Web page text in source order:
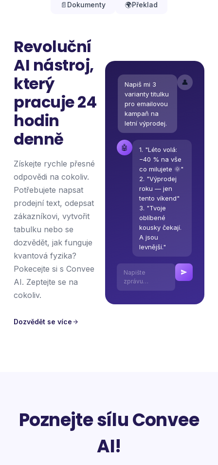
📄 Dokumenty 🌍Překlad
Revoluční
AI nástroj,
který
pracuje 24
hodin
denně
Získejte rychle přesné
odpovědi na cokoliv.
Potřebujete napsat
prodejní text, odepsat
zákazníkovi, vytvořit
tabulku nebo se
dozvědět, jak funguje
kvantová fyzika?
Pokecejte si s Convee
AI. Zeptejte se na
cokoliv.
Dozvědět se více
👤
Napiš mi 3
varianty titulku
pro emailovou
kampaň na
letní výprodej.
🤖
1. "Léto volá:
−40 % na vše
co milujete 🌞"
2. "Výprodej
roku — jen
tento víkend"
3. "Tvoje
oblíbené
kousky čekají.
A jsou
levnější."
Napište
zprávu…
Poznejte sílu Convee
AI!